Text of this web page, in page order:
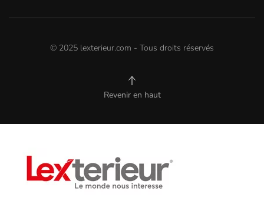
© 2025 lexterieur.com - Tous droits réservés
Revenir en haut